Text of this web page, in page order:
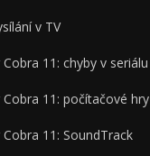
v TV
11: chyby v seriálu
11: počítačové hry
11: SoundTrack